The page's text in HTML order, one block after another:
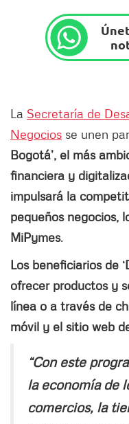
La Secretaría de
Negocios se unen
Bogotá’, el más
financiera y
impulsará la
pequeños negocios,
MiPymes.
Los beneficiarios de
ofrecer productos y
línea o a través de
móvil y el sitio web
“Con este
la economía de
comercios, la